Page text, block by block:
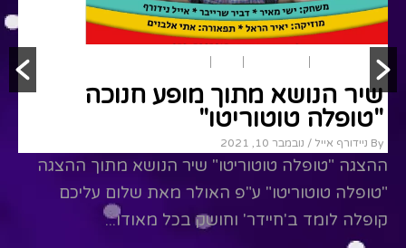
משחק ותאטרון
שיר הנושא מתוך מופע חנוכה
"טופלה טוטוריטו"
By ניידורף אייל / נובמבר 10, 2021
ההצגה "טופלה טוטוריטו" שיר הנושא מתוך ההצגה
"טופלה טוטוריטו" ע"פ האולר מאת שלום עליכם
קופלה לומד ב'חיידר' וחושק בכל מאודו...